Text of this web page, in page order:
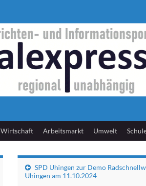
Wirtschaft Arbeitsmarkt Umwelt
SPD Uhingen zur Demo
Uhingen am 11.10.2024